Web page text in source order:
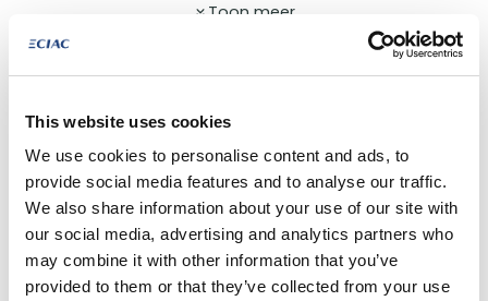
This website uses cookies
We use cookies to personalise content and ads, to
provide social media features and to analyse our traffic.
We also share information about your use of our site with
our social media, advertising and analytics partners who
may combine it with other information that you’ve
provided to them or that they’ve collected from your use
Toon meer
Gelijkwaardige
producten
NET AANGEKOMEN